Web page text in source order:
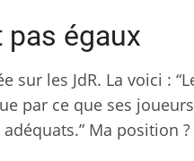
égaux
sur les JdR. La voici :
par ce que ses
Ma position